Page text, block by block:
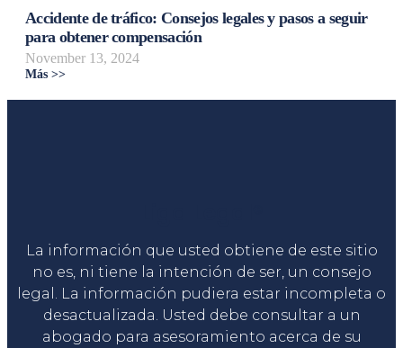
Accidente de tráfico: Consejos legales y pasos a seguir
para obtener compensación
November 13, 2024
Más >>
La información que usted obtiene de este sitio
no es, ni tiene la intención de ser, un consejo
legal. La información pudiera estar incompleta o
desactualizada. Usted debe consultar a un
abogado para asesoramiento acerca de su